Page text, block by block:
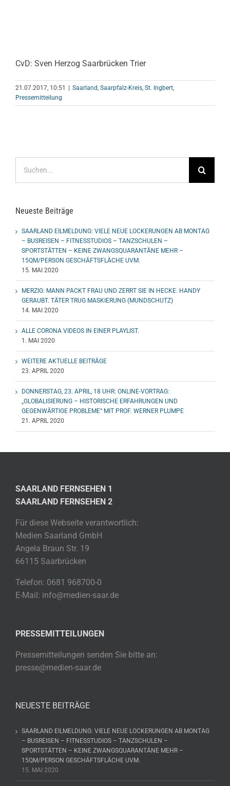
CvD: Sven Herzog Saarbrücken Trier
21.07.2017, 10:51 | Saarland Saarpfalz-Kreis St. Ingbert
Pressemitteilung
nach:
Neueste Beiträge
SAARLAND EILMELDUNG: VIELE NEUE LOCKERUNGEN AB MONTAG
– BUSREISEN – FITNESSTUDIOS – TANZSCHULEN –
SPORTSTÄTTEN – KEINE ZWANGSQUARANTÄNE MEHR –
15QM/PERSON GESCHÄFTSFLÄCHE UVM.
15. MAI 2020
MERZIG: MANN PACKT FRAU UND ZERRT SIE IN HECKE. HANDY
GERAUBT. TÄTER TRUG MASKIERUNG (MUNDSCHUTZ)
14. MAI 2020
ALLE CORONA VIDEOS IN EINER PLAYLIST.
1. MAI 2020
WEITERE AKTUELLE BEITRÄGE
23. APRIL 2020
DONNERSTAG, 23. APRIL, 18 UHR: ONLINE-VORTRAG:
„GLOBALISIERUNG – HISTORISCHE ERFAHRUNGEN UND
GEGENWÄRTIGE PROBLEME“ MIT PROF. WERNER PLUMPE
21. APRIL 2020
SAARLAND FERNSEHEN 1
SAARLAND FERNSEHEN 2
Für diese Webseite verantwortlich:
Medien Saarland GmbH
Angela Braun Str. 19
66115 Saarbrücken
Telefon: 0681 968700-0
E-Mail: info@medien-saar.de
PRESSEMITTEILUNGEN
Pressemitteilungen senden Sie bitte an:
presse@medien-saar.de
NEUESTE BEITRÄGE
SAARLAND EILMELDUNG: VIELE NEUE LOCKERUNGEN AB MONTAG
– BUSREISEN – FITNESSTUDIOS – TANZSCHULEN –
SPORTSTÄTTEN – KEINE ZWANGSQUARANTÄNE MEHR –
15QM/PERSON GESCHÄFTSFLÄCHE UVM.
15. MAI 2020